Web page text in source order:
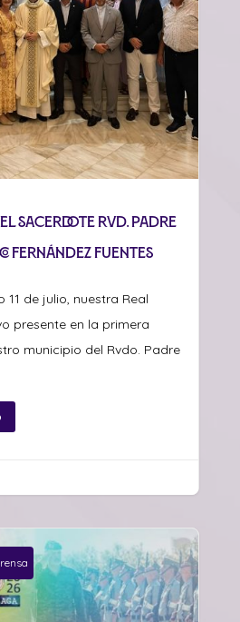
sacerdote Rvd. Padre
Fernández Fuentes
de julio, nuestra Real
presente en la primera
municipio del Rvdo. Padre